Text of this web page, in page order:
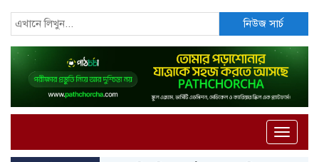
নিউজ সার্চ
Toggle